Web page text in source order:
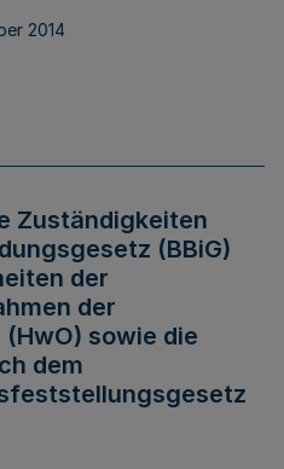
2014
Zuständigkeiten
(BBiG)
der
der
sowie die
dem